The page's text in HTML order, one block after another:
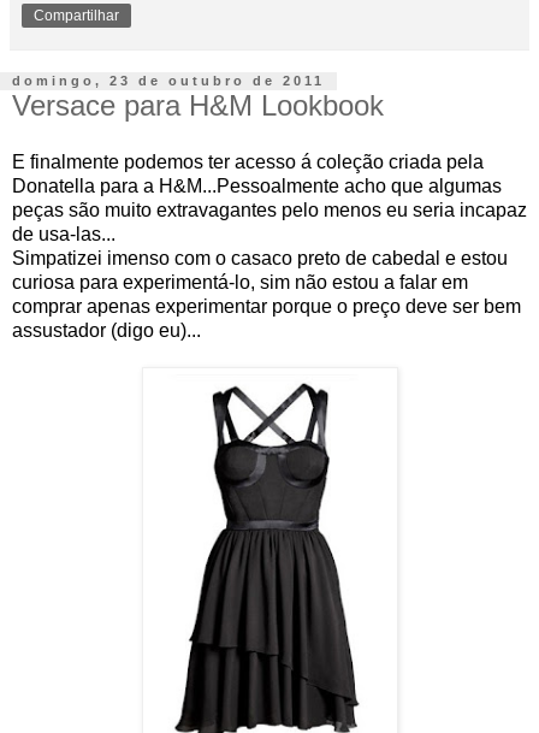
Compartilhar
domingo, 23 de outubro de 2011
Versace para H&M Lookbook
E finalmente podemos ter acesso á coleção criada pela
Donatella para a H&M...Pessoalmente acho que algumas
peças são muito extravagantes pelo menos eu seria incapaz
de usa-las...
Simpatizei imenso com o casaco preto de cabedal e estou
curiosa para experimentá-lo, sim não estou a falar em
comprar apenas experimentar porque o preço deve ser bem
assustador (digo eu)...